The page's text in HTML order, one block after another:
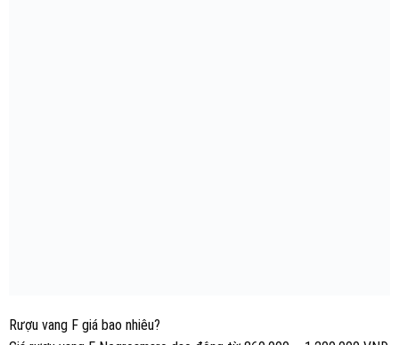
Rượu vang F giá bao nhiêu?